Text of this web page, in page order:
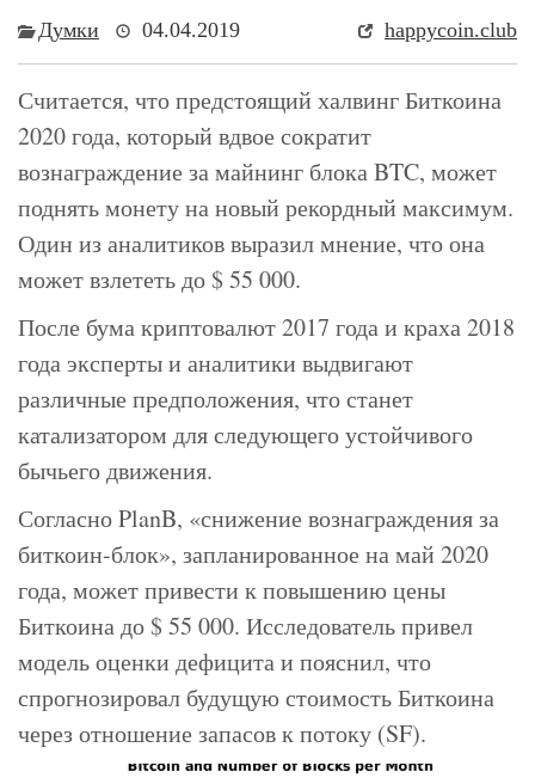
Думки 04.04.2019 happycoin.club
Считается, что предстоящий халвинг Биткоина
2020 года, который вдвое сократит
вознаграждение за майнинг блока BTC, может
поднять монету на новый рекордный максимум.
Один из аналитиков выразил мнение, что она
может взлететь до $ 55 000.
После бума криптовалют 2017 года и краха 2018
года эксперты и аналитики выдвигают
различные предположения, что станет
катализатором для следующего устойчивого
бычьего движения.
Согласно PlanB, «снижение вознаграждения за
биткоин-блок», запланированное на май 2020
года, может привести к повышению цены
Биткоина до $ 55 000. Исследователь привел
модель оценки дефицита и пояснил, что
спрогнозировал будущую стоимость Биткоина
через отношение запасов к потоку (SF).